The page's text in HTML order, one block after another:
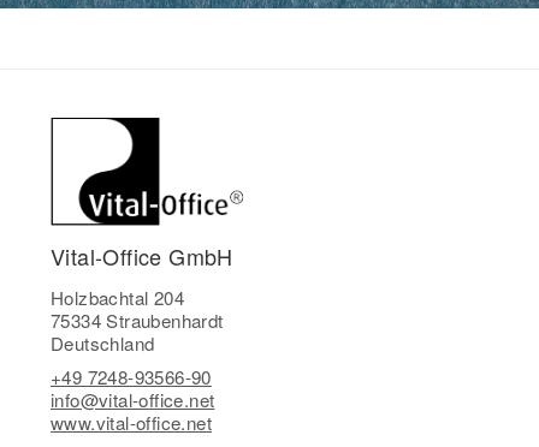
Vital-Office GmbH
Holzbachtal 204
75334 Straubenhardt
Deutschland
+49 7248-93566-90
info@vital-office.net
www.vital-office.net